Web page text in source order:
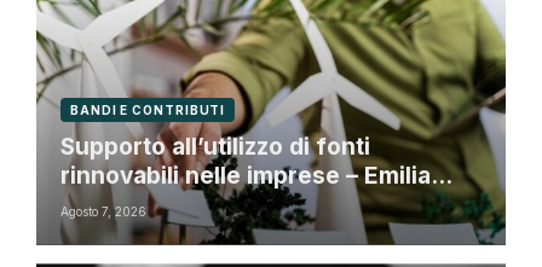
BANDI E CONTRIBUTI
Supporto all’utilizzo di fonti
rinnovabili nelle imprese – Emilia
Romagna
Agosto 7, 2026